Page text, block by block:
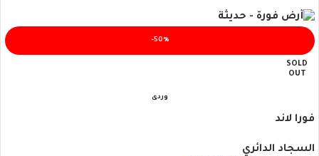
-50%
SOLD
OUT
وردى
فورا لاند
السجاد الدائري